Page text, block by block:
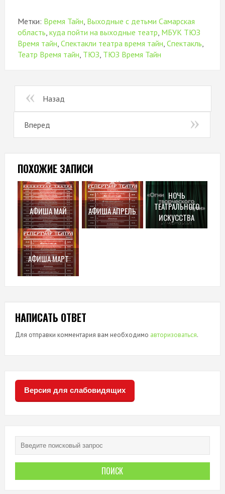
Метки: Время Тайн Выходные с детьми Самарская
область куда пойти на выходные театр МБУК ТЮЗ
Время тайн Спектакли театра время тайн Спектакль
Театр Время тайн ТЮЗ ТЮЗ Время Тайн
Назад
Вперед
ПОХОЖИЕ ЗАПИСИ
АФИША МАЙ АФИША АПРЕЛЬ
НОЧЬ
ТЕАТРАЛЬНОГО
ИСКУССТВА
АФИША МАРТ
НАПИСАТЬ ОТВЕТ
Для отправки комментария вам необходимо авторизоваться.
Версия для слабовидящих